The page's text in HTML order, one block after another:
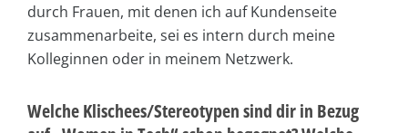
durch Frauen, mit denen ich auf Kundenseite
zusammenarbeite, sei es intern durch meine
Kolleginnen oder in meinem Netzwerk.
Welche Klischees/Stereotypen sind dir in Bezug